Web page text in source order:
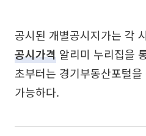
공시된 개별공시지가는 각
공시가격 알리미 누리집을
초부터는 경기부동산포털
가능하다.